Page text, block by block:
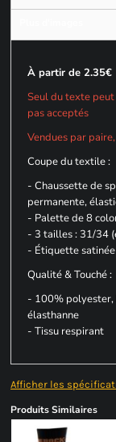
À partir de 2.35€
Seul du texte
pas acceptés
Vendues par
Coupe du textile :
- Chaussette de
permanente,
- Palette de 8
- 3 tailles : 31/34
- Étiquette satinée
Qualité & Touché :
- 100%
élasthanne
- Tissu respirant
Afficher les
Produits Similaires